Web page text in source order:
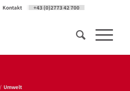
Kontakt +43 (0)2773 42 700
/ Umwelt